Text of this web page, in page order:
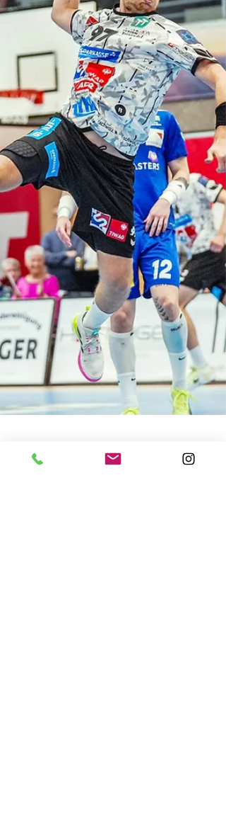
Future Team mit Heimremis,
medalp HT unterliegt knapp